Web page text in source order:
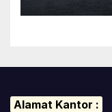
Alamat Kantor :